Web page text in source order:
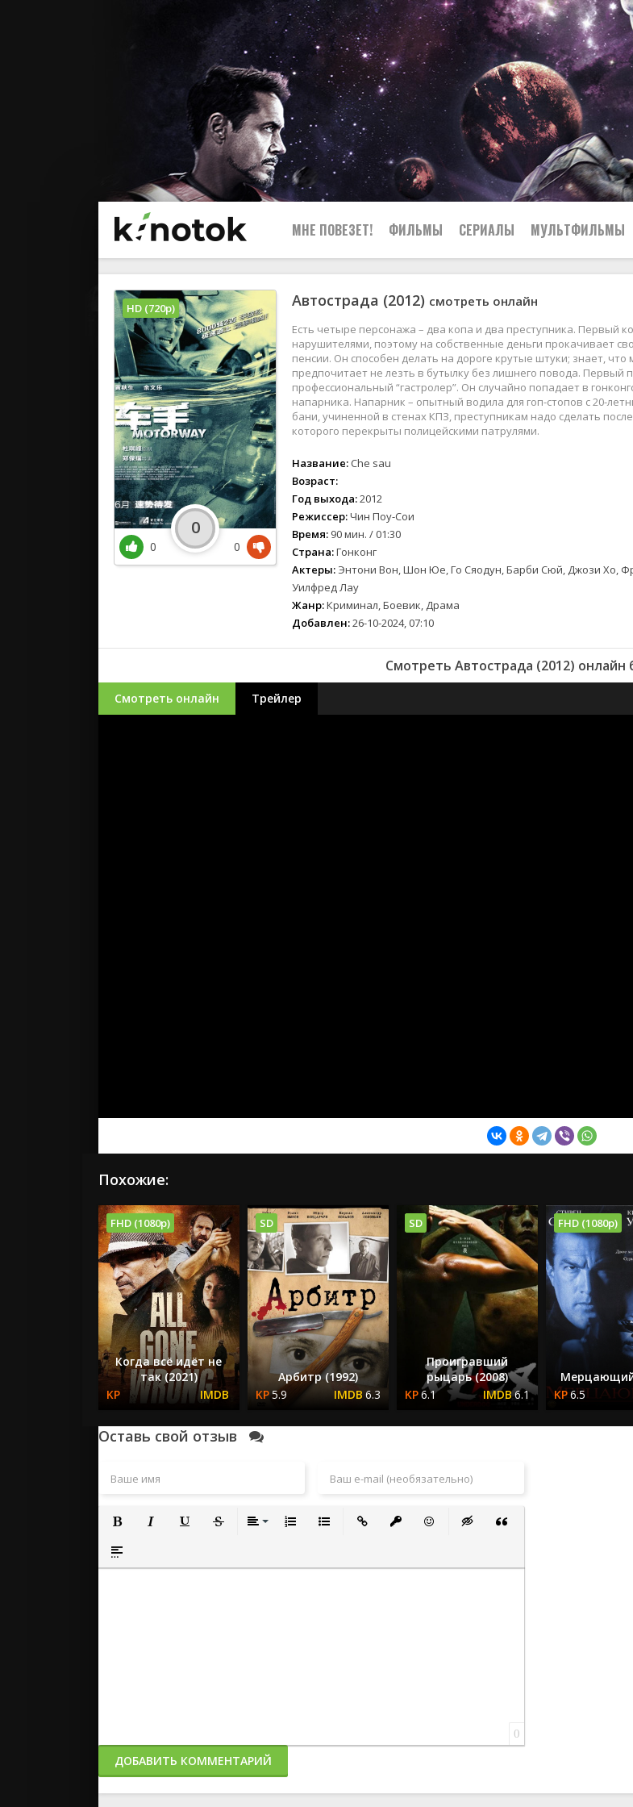
МНЕ ПОВЕЗЕТ! ФИЛЬМЫ СЕРИАЛЫ МУЛЬТФИЛЬМЫ
Автострада (2012) смотреть онлайн
Есть четыре персонажа – два копа и два преступника. Первый
нарушителями, поэтому на собственные деньги прокачивает
пенсии. Он способен делать на дороге крутые штуки; знает,
предпочитает не лезть в бутылку без лишнего повода. Первый
профессиональный “гастролер”. Он случайно попадает в
напарника. Напарник – опытный водила для гоп-стопов с 20-
бани, учиненной в стенах КПЗ, преступникам надо сделать
которого перекрыты полицейскими патрулями.
Название: Che sau
Возраст:
Год выхода:2012
Режиссер:Чин Поу-Сои
Время: 90 мин. / 01:30
Страна:Гонконг
Актеры: Энтони Вон, Шон Юе, Го Сяодун, Барби Сюй, Джози Хо,
Уилфред Лау
Жанр:Криминал, Боевик, Драма
Добавлен:26-10-2024, 07:10
HD (720p)
0
0
0
Смотреть Автострада (2012) онлайн
Смотреть онлайн Трейлер
Похожие:
FHD (1080p)
Когда всё идёт не
так (2021)
SD
Арбитр (1992)
5.9
6.3
SD
Проигравший
рыцарь (2008)
6.1
6.1
FHD (1080p)
Мерцающий
6.5
Оставь свой отзыв
Вставка спойлера
0
ДОБАВИТЬ КОММЕНТАРИЙ